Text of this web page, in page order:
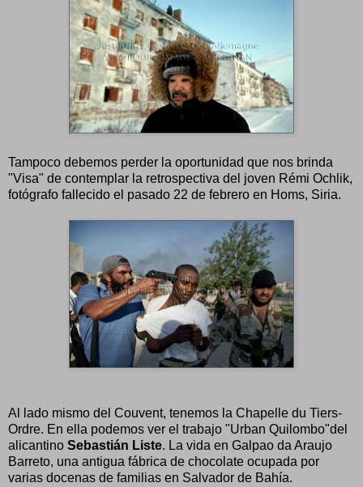
Tampoco debemos perder la oportunidad que nos brinda
"Visa" de contemplar la retrospectiva del joven Rémi Ochlik,
fotógrafo fallecido el pasado 22 de febrero en Homs, Siria.
Al lado mismo del Couvent, tenemos la Chapelle du Tiers-
Ordre. En ella podemos ver el trabajo "Urban Quilombo"del
alicantino Sebastián Liste. La vida en Galpao da Araujo
Barreto, una antigua fábrica de chocolate ocupada por
varias docenas de familias en Salvador de Bahía.